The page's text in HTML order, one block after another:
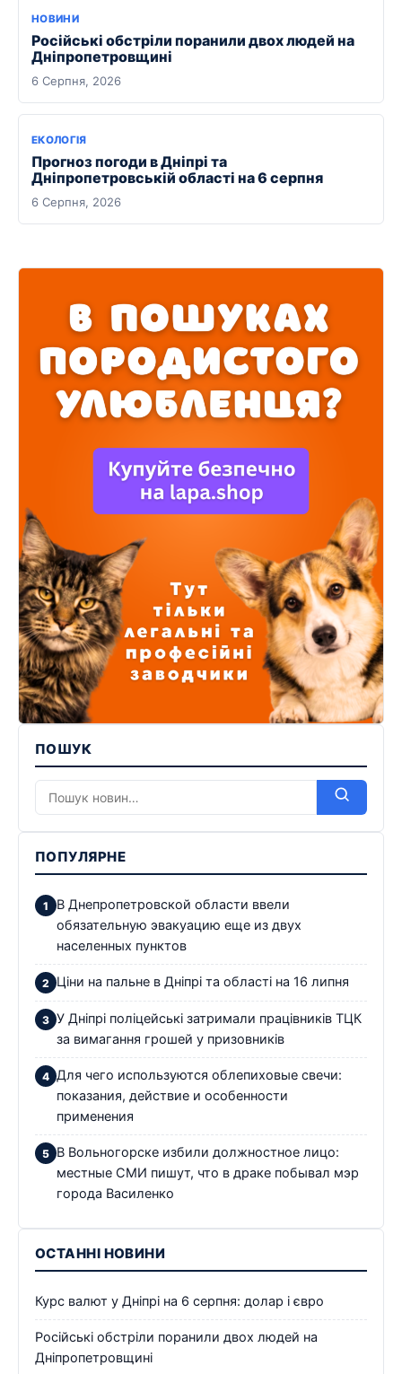
НОВИНИ
Російські обстріли поранили двох людей на
Дніпропетровщині
6 Серпня, 2026
ЕКОЛОГІЯ
Прогноз погоди в Дніпрі та
Дніпропетровській області на 6 серпня
6 Серпня, 2026
ПОШУК
ПОПУЛЯРНЕ
В Днепропетровской области ввели
обязательную эвакуацию еще из двух
населенных пунктов
Ціни на пальне в Дніпрі та області на 16 липня
У Дніпрі поліцейські затримали працівників ТЦК
за вимагання грошей у призовників
Для чего используются облепиховые свечи:
показания, действие и особенности
применения
В Вольногорске избили должностное лицо:
местные СМИ пишут, что в драке побывал мэр
города Василенко
ОСТАННІ НОВИНИ
Курс валют у Дніпрі на 6 серпня: долар і євро
Російські обстріли поранили двох людей на
Дніпропетровщині